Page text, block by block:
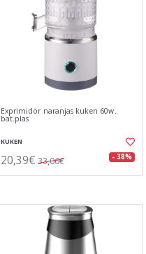
Exprimidor naranjas kuken 60w.
bat.plas
KUKEN
20,39€ 33,06€ - 38%